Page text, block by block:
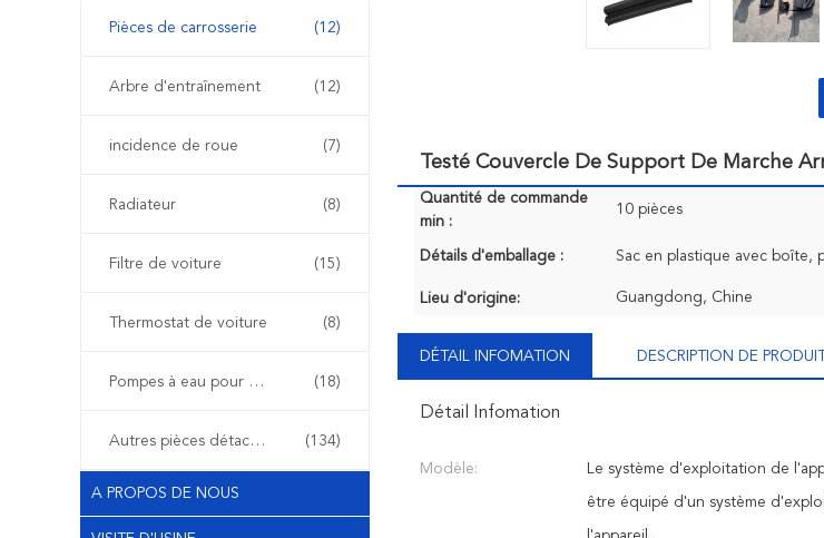
Pièces de carrosserie (12)
Arbre d'entraînement (12)
incidence de roue (7)
Radiateur (8)
Filtre de voiture (15)
Thermostat de voiture (8)
Pompes à eau pour voiture (18)
Autres pièces détachées automobiles (134)
A PROPOS DE NOUS
Testé Couvercle De Support De Marche
Quantité de commande
min :
10 pièces
Détails d'emballage : Sac en plastique avec boîte,
Lieu d'origine: Guangdong, Chine
DÉTAIL INFOMATION DESCRIPTION DE PRODUIT
Détail Infomation
Modèle: Le système d'exploitation de
être équipé d'un système